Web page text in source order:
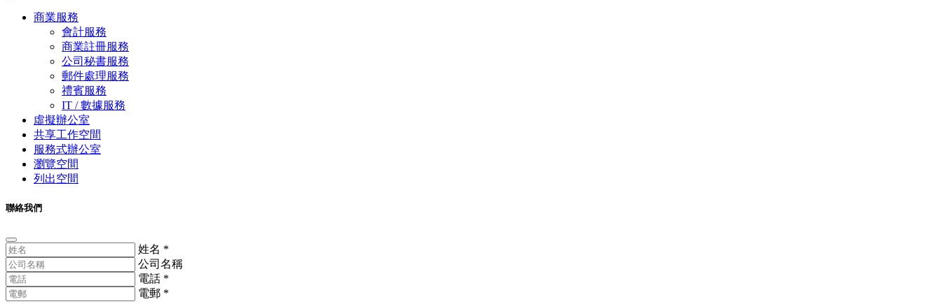
商業服務
會計服務
商業註冊服務
公司秘書服務
郵件處理服務
禮賓服務
IT / 數據服務
虛擬辦公室
共享工作空間
服務式辦公室
瀏覽空間
列出空間
聯絡我們
姓名 *
公司名稱
電話 *
電郵 *